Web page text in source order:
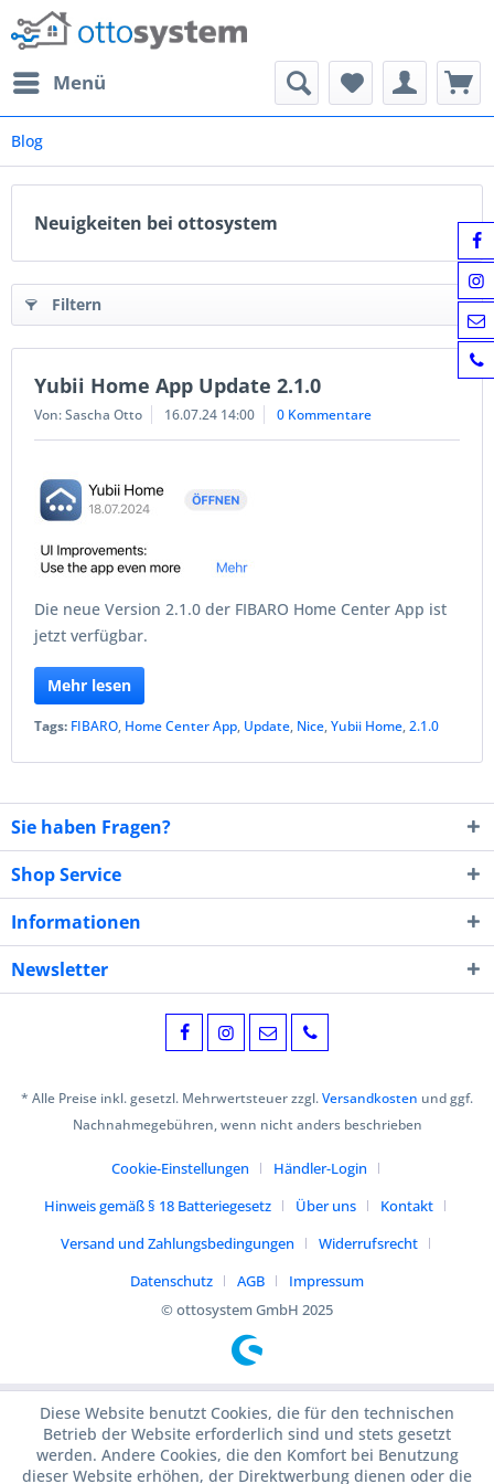
Menü
Blog
Neuigkeiten bei ottosystem
Filtern
Yubii Home App Update 2.1.0
Von: Sascha Otto 16.07.24 14:00 0 Kommentare
Die neue Version 2.1.0 der FIBARO Home Center App ist
jetzt verfügbar.
Mehr lesen
Tags: FIBARO, Home Center App, Update, Nice,Yubii Home,2.1.0
Sie haben Fragen?
Shop Service
Informationen
Newsletter
* Alle Preise inkl. gesetzl. Mehrwertsteuer zzgl.Versandkosten und ggf.
Nachnahmegebühren, wenn nicht anders beschrieben
Cookie-Einstellungen
Händler-Login
Hinweis gemäß § 18 Batteriegesetz
Über uns
Kontakt
Versand und Zahlungsbedingungen
Widerrufsrecht
Datenschutz
AGB
Impressum
© ottosystem GmbH 2025
Diese Website benutzt Cookies, die für den technischen
Betrieb der Website erforderlich sind und stets gesetzt
werden. Andere Cookies, die den Komfort bei Benutzung
dieser Website erhöhen, der Direktwerbung dienen oder die